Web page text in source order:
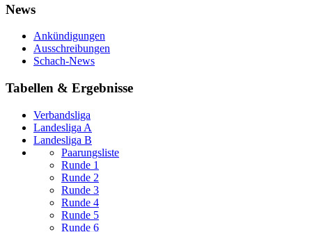
News
Ankündigungen
Ausschreibungen
Schach-News
Tabellen & Ergebnisse
Verbandsliga
Landesliga A
Landesliga B
Paarungsliste
Runde 1
Runde 2
Runde 3
Runde 4
Runde 5
Runde 6